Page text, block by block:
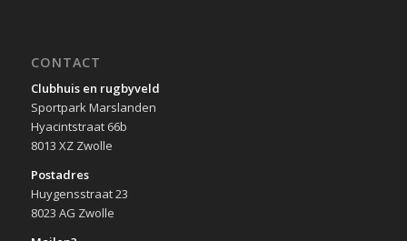
CONTACT
Clubhuis en rugbyveld
Sportpark Marslanden
Hyacintstraat 66b
8013 XZ Zwolle
Postadres
Huygensstraat 23
8023 AG Zwolle